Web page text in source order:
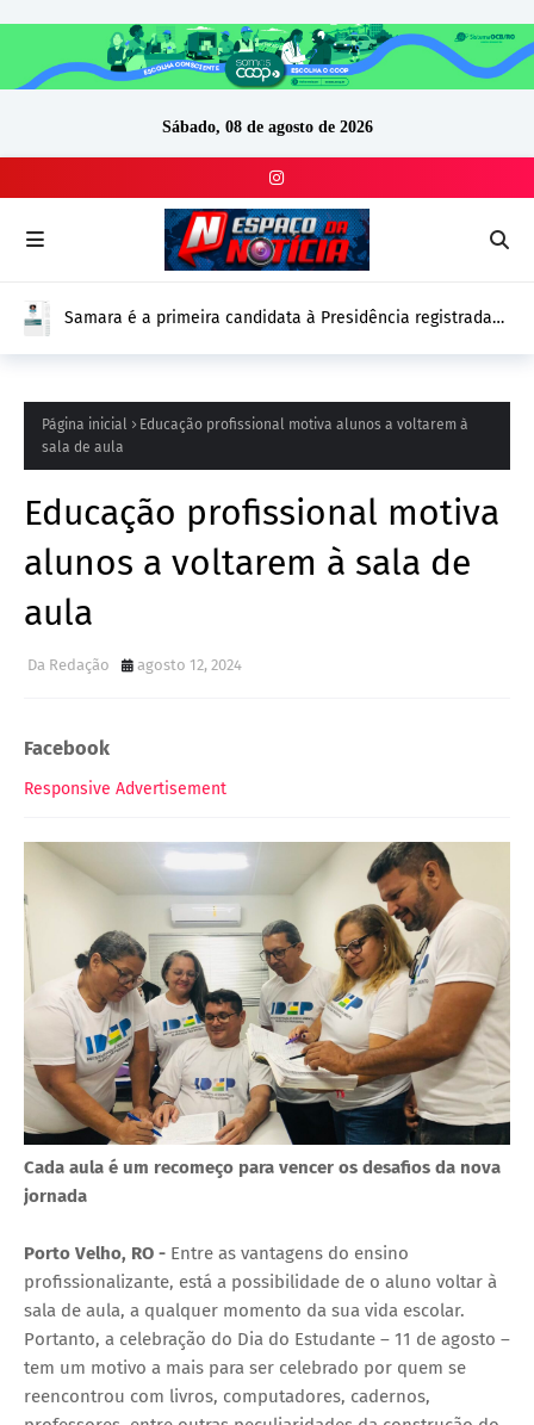
Sábado, 08 de agosto de 2026
Samara é a primeira candidata à Presidência registrada
Página inicial
Educação profissional motiva alunos a voltarem à
sala de aula
Educação profissional motiva
alunos a voltarem à sala de
aula
Da Redação agosto 12, 2024
Facebook
Responsive Advertisement
Cada aula é um recomeço para vencer os desafios da nova
jornada
Porto Velho, RO - Entre as vantagens do ensino
profissionalizante, está a possibilidade de o aluno voltar à
sala de aula, a qualquer momento da sua vida escolar.
Portanto, a celebração do Dia do Estudante – 11 de agosto –
tem um motivo a mais para ser celebrado por quem se
reencontrou com livros, computadores, cadernos,